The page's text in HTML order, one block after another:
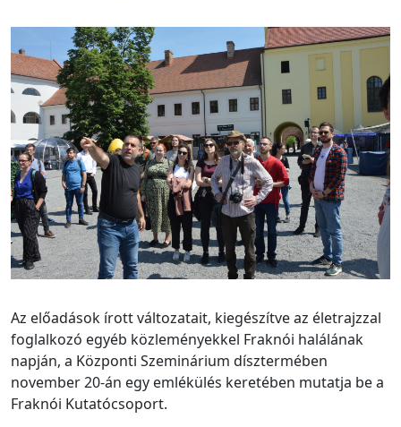
Az előadások írott változatait, kiegészítve az életrajzzal
foglalkozó egyéb közleményekkel Fraknói halálának
napján, a Központi Szeminárium dísztermében
november 20-án egy emlékülés keretében mutatja be a
Fraknói Kutatócsoport.